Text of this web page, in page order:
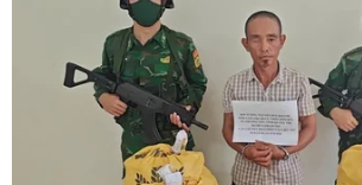
Sri Lanka triển khai quân đội sau làn
sóng vượt ngục bất thành
07/08/2026 10:35